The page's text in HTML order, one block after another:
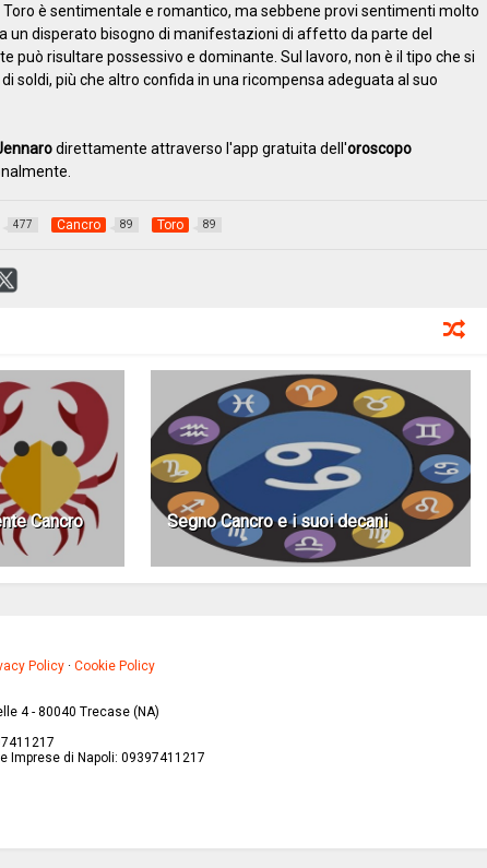
Toro è sentimentale e romantico, ma sebbene provi sentimenti molto
un disperato bisogno di manifestazioni di affetto da parte del
può risultare possessivo e dominante. Sul lavoro, non è il tipo che si
soldi, più che altro confida in una ricompensa adeguata al suo
direttamente attraverso l'app gratuita dell'oroscopo
477 Cancro 89 Toro 89
Cancro Segno Cancro e i suoi decani
Policy· Cookie Policy
4 - 80040 Trecase (NA)
Imprese di Napoli: 09397411217